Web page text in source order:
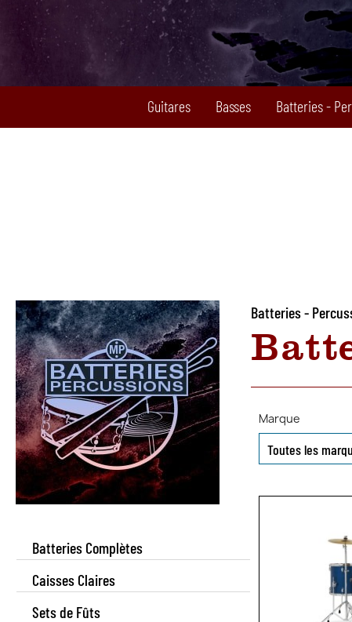
Guitares Basses Batteries -
Batteries Complètes
Caisses Claires
Sets de Fûts
Batteries -
Marque